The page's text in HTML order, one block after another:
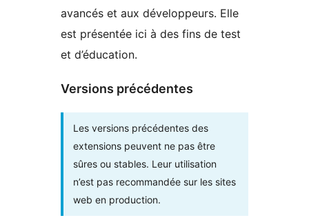
avancés et aux développeurs. Elle
est présentée ici à des fins de test
et d’éducation.
Versions précédentes
Les versions précédentes des
extensions peuvent ne pas être
sûres ou stables. Leur utilisation
n’est pas recommandée sur les sites
web en production.